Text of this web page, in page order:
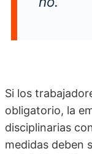
Si los
obligatorio, la
disciplinarias
medidas deben